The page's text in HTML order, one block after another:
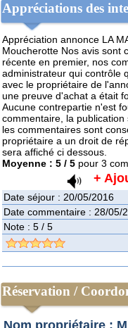
Appréciations des
Appréciation annonce LA
Moucherotte Nos avis sont
récente en premier, nos
administrateur qui contrôle
avec le propriétaire de
une preuve d'achat a était
Aucune contrepartie n'est
commentaire, la publication
les commentaires sont
propriétaire a un droit de
sera affiché ci dessous.
Moyenne : 5 / 5 pour 3
+
Date séjour : 20/05/2016
Date commentaire : 28/05/
Note : 5 / 5
Accueil, situation,
Réservation /
Nom propriétaire :